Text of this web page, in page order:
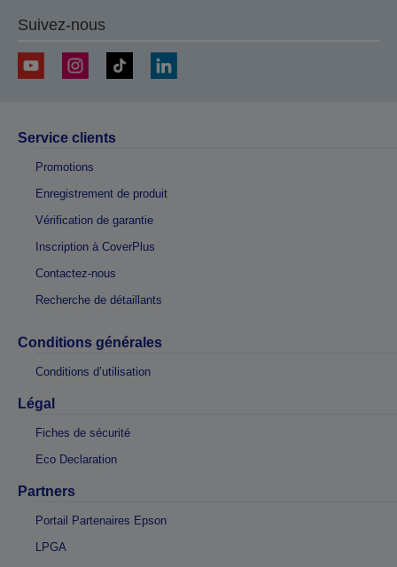
Suivez-nous
Service clients
Promotions
Enregistrement de produit
Vérification de garantie
Inscription à CoverPlus
Contactez-nous
Recherche de détaillants
Conditions générales
Conditions d’utilisation
Légal
Fiches de sécurité
Eco Declaration
Partners
Portail Partenaires Epson
LPGA